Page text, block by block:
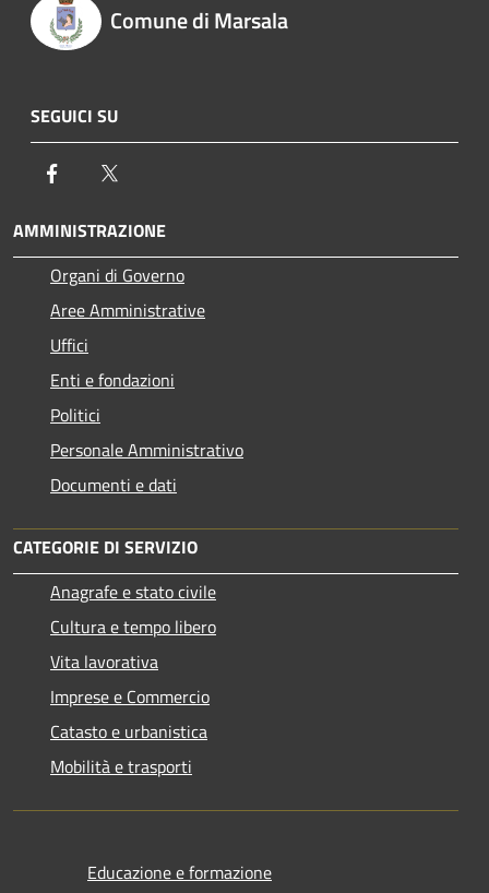
Comune di Marsala
SEGUICI SU
Facebook
AMMINISTRAZIONE
Organi di Governo
Aree Amministrative
Uffici
Enti e fondazioni
Politici
Personale Amministrativo
Documenti e dati
CATEGORIE DI SERVIZIO
Anagrafe e stato civile
Cultura e tempo libero
Vita lavorativa
Imprese e Commercio
Catasto e urbanistica
Mobilità e trasporti
Educazione e formazione